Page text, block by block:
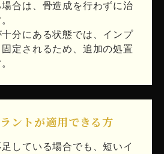
合は、骨造成を行わずに治
分にある状態では、インプ
定されるため、追加の処置
ントが適用できる方
している場合でも、短いイ